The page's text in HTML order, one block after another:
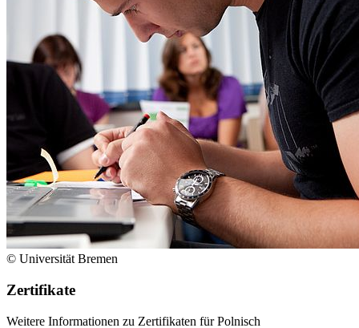
© Universität Bremen
Zertifikate
Weitere Informationen zu Zertifikaten für Polnisch